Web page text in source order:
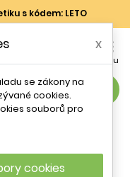
s kódem: LETO

Menu
search
x
se zákony na
cookies.
souborů pro
cookies